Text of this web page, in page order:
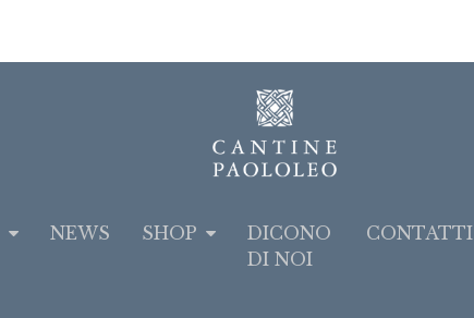
NEWS SHOP
DICONO
DI NOI
CONTATTI